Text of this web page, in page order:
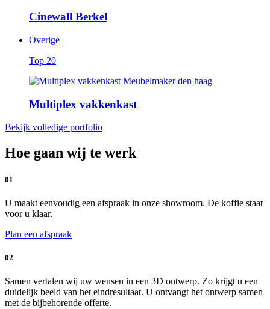
Cinewall Berkel
Overige
Top 20
Multiplex vakkenkast
Bekijk volledige portfolio
Hoe gaan wij te werk
01
U maakt eenvoudig een afspraak in onze showroom. De koffie staat
voor u klaar.
Plan een afspraak
02
Samen vertalen wij uw wensen in een 3D ontwerp. Zo krijgt u een
duidelijk beeld van het eindresultaat. U ontvangt het ontwerp samen
met de bijbehorende offerte.